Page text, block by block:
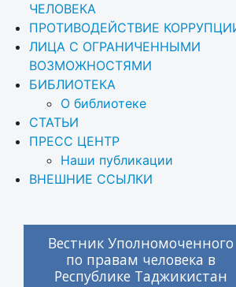
ЧЕЛОВЕКА
ПРОТИВОДЕЙСТВИЕ
ЛИЦА С ОГРАНИЧЕННЫМИ
ВОЗМОЖНОСТЯМИ
БИБЛИОТЕКА
О библиотеке
СТАТЬИ
ПРЕСС ЦЕНТР
Наши публикации
ВНЕШНИЕ ССЫЛКИ
Вестник Уполномоченного
по правам человека в
Республике Таджикистан